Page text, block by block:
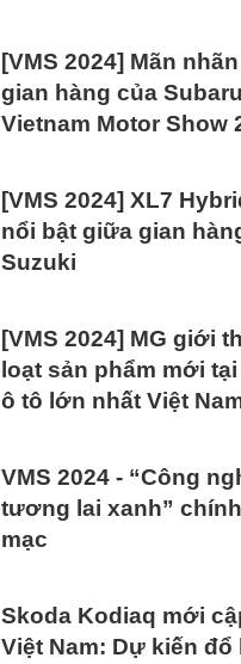
[VMS 2024] Mãn
gian hàng của
Vietnam Motor Show
[VMS 2024] XL7
nổi bật giữa gian
Suzuki
[VMS 2024] MG giới
loạt sản phẩm mới
ô tô lớn nhất Việt
VMS 2024 - “Công
tương lai xanh”
mạc
Skoda Kodiaq mới
Việt Nam: Dự kiến đổ